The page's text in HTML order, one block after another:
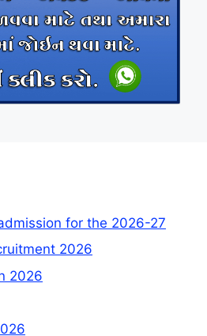
for the 2026-27
2026
2026